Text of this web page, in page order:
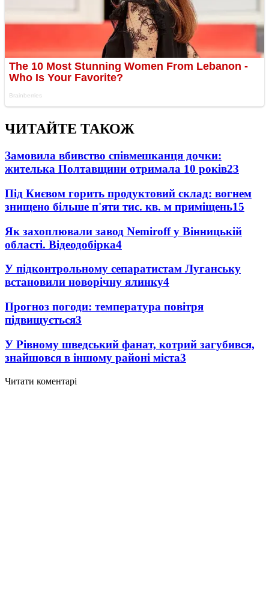
ЧИТАЙТЕ ТАКОЖ
Замовила вбивство співмешканця дочки:
жителька Полтавщини отримала 10 років23
Під Києвом горить продуктовий склад: вогнем
знищено більше п'яти тис. кв. м приміщень15
Як захоплювали завод Nemiroff у Вінницькій
області. Відеодобірка4
У підконтрольному сепаратистам Луганську
встановили новорічну ялинку4
Прогноз погоди: температура повітря
підвищується3
У Рівному шведський фанат, котрий загубився,
знайшовся в іншому районі міста3
Читати коментарі